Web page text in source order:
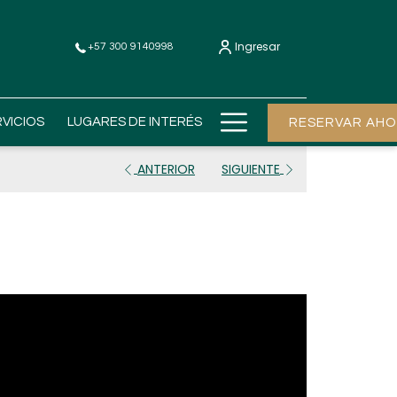
+57 300 9140998 Ingresar
LUGARES DE INTERÉS Hamburger
Menu
RESERVAR
ANTERIOR SIGUIENTE